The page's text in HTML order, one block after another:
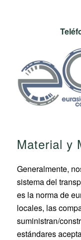
Material y
Generalmente,
sistema del
es la norma de
locales, las
suministran/
estándares